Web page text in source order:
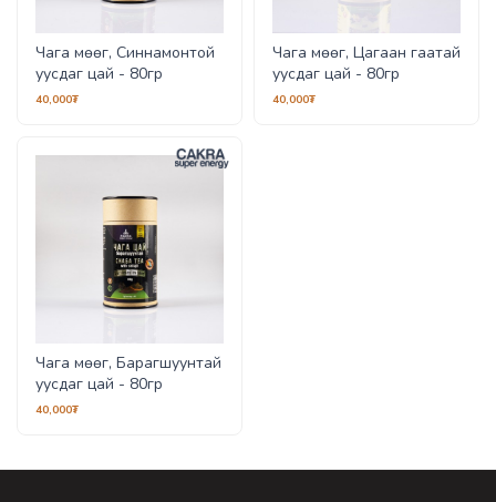
Чага мөөг, Синнамонтой
уусдаг цай - 80гр
40,000₮
Чага мөөг, Цагаан гаатай
уусдаг цай - 80гр
40,000₮
Чага мөөг, Барагшуунтай
уусдаг цай - 80гр
40,000₮